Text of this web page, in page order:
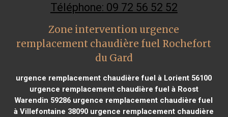
Téléphone: 09 72 56 52 52
Zone intervention urgence
remplacement chaudière fuel Rochefort
du Gard
urgence remplacement chaudière fuel à Lorient 56100
urgence remplacement chaudière fuel à Roost
Warendin 59286 urgence remplacement chaudière fuel
à Villefontaine 38090 urgence remplacement chaudière